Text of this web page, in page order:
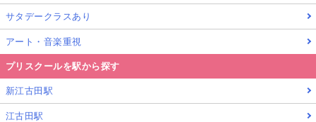
サタデークラスあり
アート・音楽重視
プリスクールを駅から探す
新江古田駅
江古田駅